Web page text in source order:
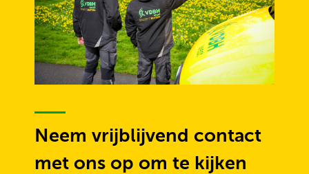
Neem vrijblijvend contact
met ons op om te kijken